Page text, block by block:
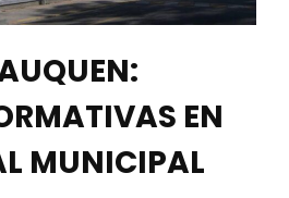
EN
MUNICIPAL